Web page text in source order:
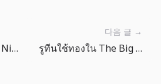
Workflow SDK และ Nitro v3: backend แบบ durable กำลังย้ายเข้า runtime ของแอป
다음 글 →
รูทีนใช้ทองใน The Big One: เปลี่ยนรางวัลตกปลาเป็นความก้าวหน้าของอุปกรณ์